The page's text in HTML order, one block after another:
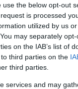
the below opt-out
is processed
utilized by us
may separately
on the IAB’s list of
third parties on the
third parties.
services and may
«σ'